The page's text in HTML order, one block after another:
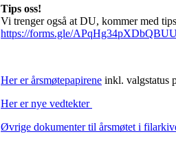
Tips oss!
Vi trenger også at DU, kommer med
https://forms.gle/
Her er årsmøtepapirene inkl. valgstatus
Her er nye vedtekter
Øvrige dokumenter til årsmøtet i